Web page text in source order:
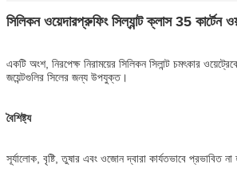
সিলিকন ওয়েদারপ্রুফিং সিল্যান্ট ক্লাস 35 কার্টেন
একটি অংশ, নিরপেক্ষ নিরাময়ের সিলিকন সিলান্ট চমৎকার
জয়েন্টগুলির সিলের জন্য উপযুক্ত।
বৈশিষ্ট্য
সূর্যালোক, বৃষ্টি, তুষার এবং ওজোন দ্বারা কার্যতভাবে প্রভাবিত না